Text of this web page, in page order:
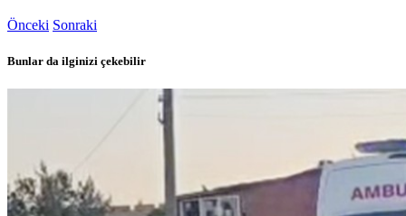
Önceki Sonraki
Bunlar da ilginizi çekebilir